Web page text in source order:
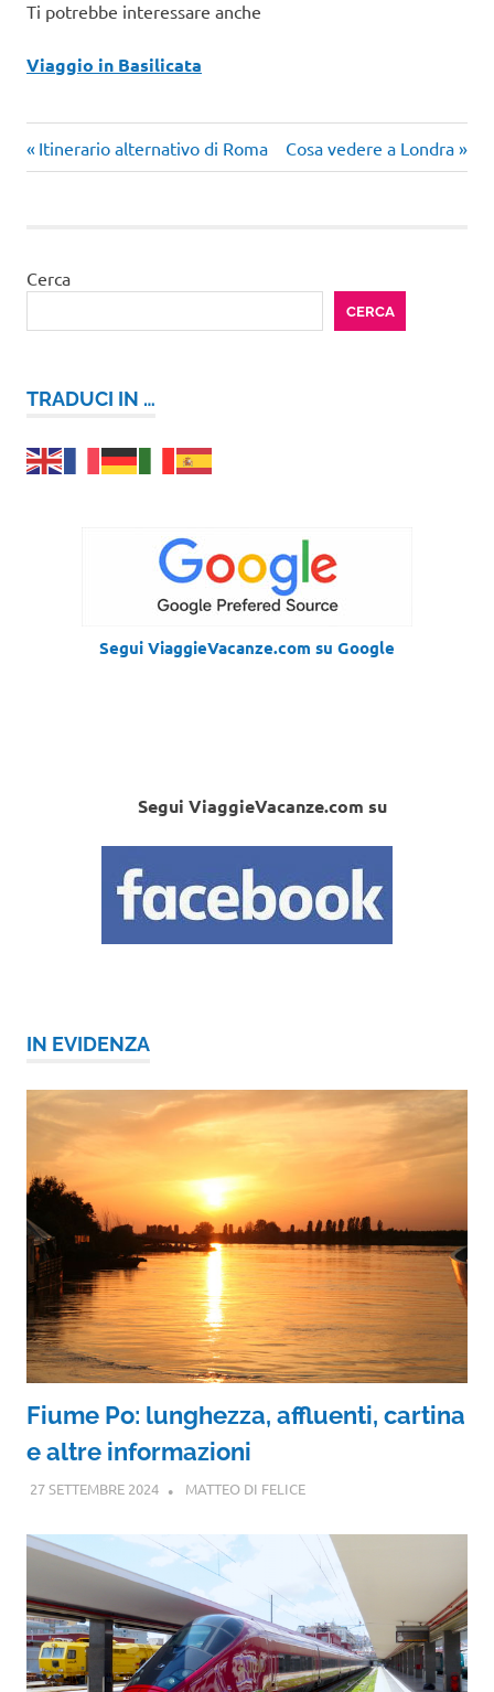
Ti potrebbe interessare anche
Viaggio in Basilicata
Navigazione
Articolo
precedente:
Itinerario alternativo di Roma
Articolo
successivo:
Cosa vedere a Londra
Cerca
CERCA
TRADUCI IN …
Segui ViaggieVacanze.com su Google
Segui ViaggieVacanze.com su
IN EVIDENZA
Fiume Po: lunghezza, affluenti, cartina
e altre informazioni
27 SETTEMBRE 2024 MATTEO DI FELICE